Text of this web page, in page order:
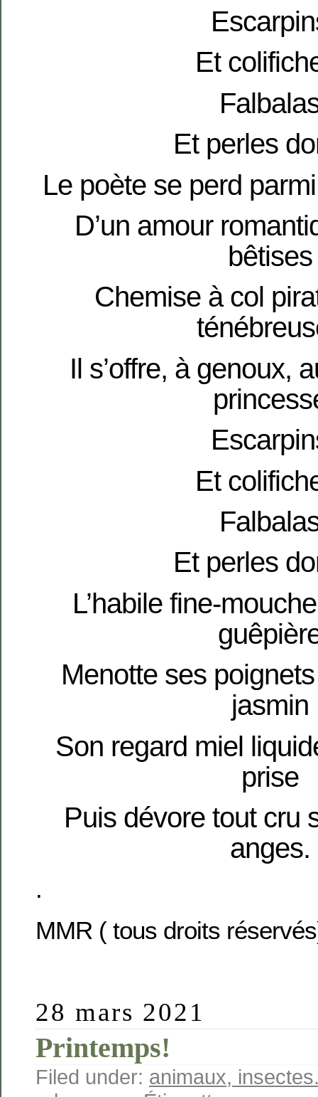
Et
Et perles
Le poète se perd
D’un amour
bêtises
Chemise à col
Il s’offre, à genoux,
Et
Et perles
L’habile fine-
Menotte ses
jasmin
Son regard miel
prise
Puis dévore tout cru
anges.
.
MMR ( tous droits
28 mars 2021
Printemps!
Filed under: animaux,